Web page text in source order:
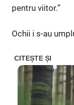
pentru viitor.”
Ochii i s-au